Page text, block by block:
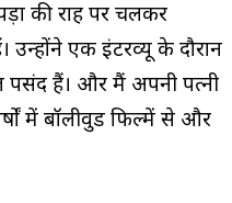
की राह पर चलकर
एक इंटरव्यू के दौरान
पसंद हैं। और मैं अपनी पत्नी
में बॉलीवुड फिल्में से और